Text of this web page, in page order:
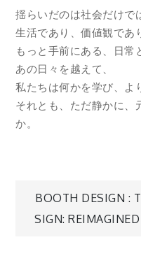
揺らいだのは社会だけで
生活であり、価値観であ
もっと手前にある、日常
あの日々を越えて、
私たちは何かを学び、よ
それとも、ただ静かに、
か。
投
BOOTH DESIGN :
SIGN: